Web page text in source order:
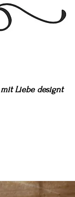
mit Liebe designt